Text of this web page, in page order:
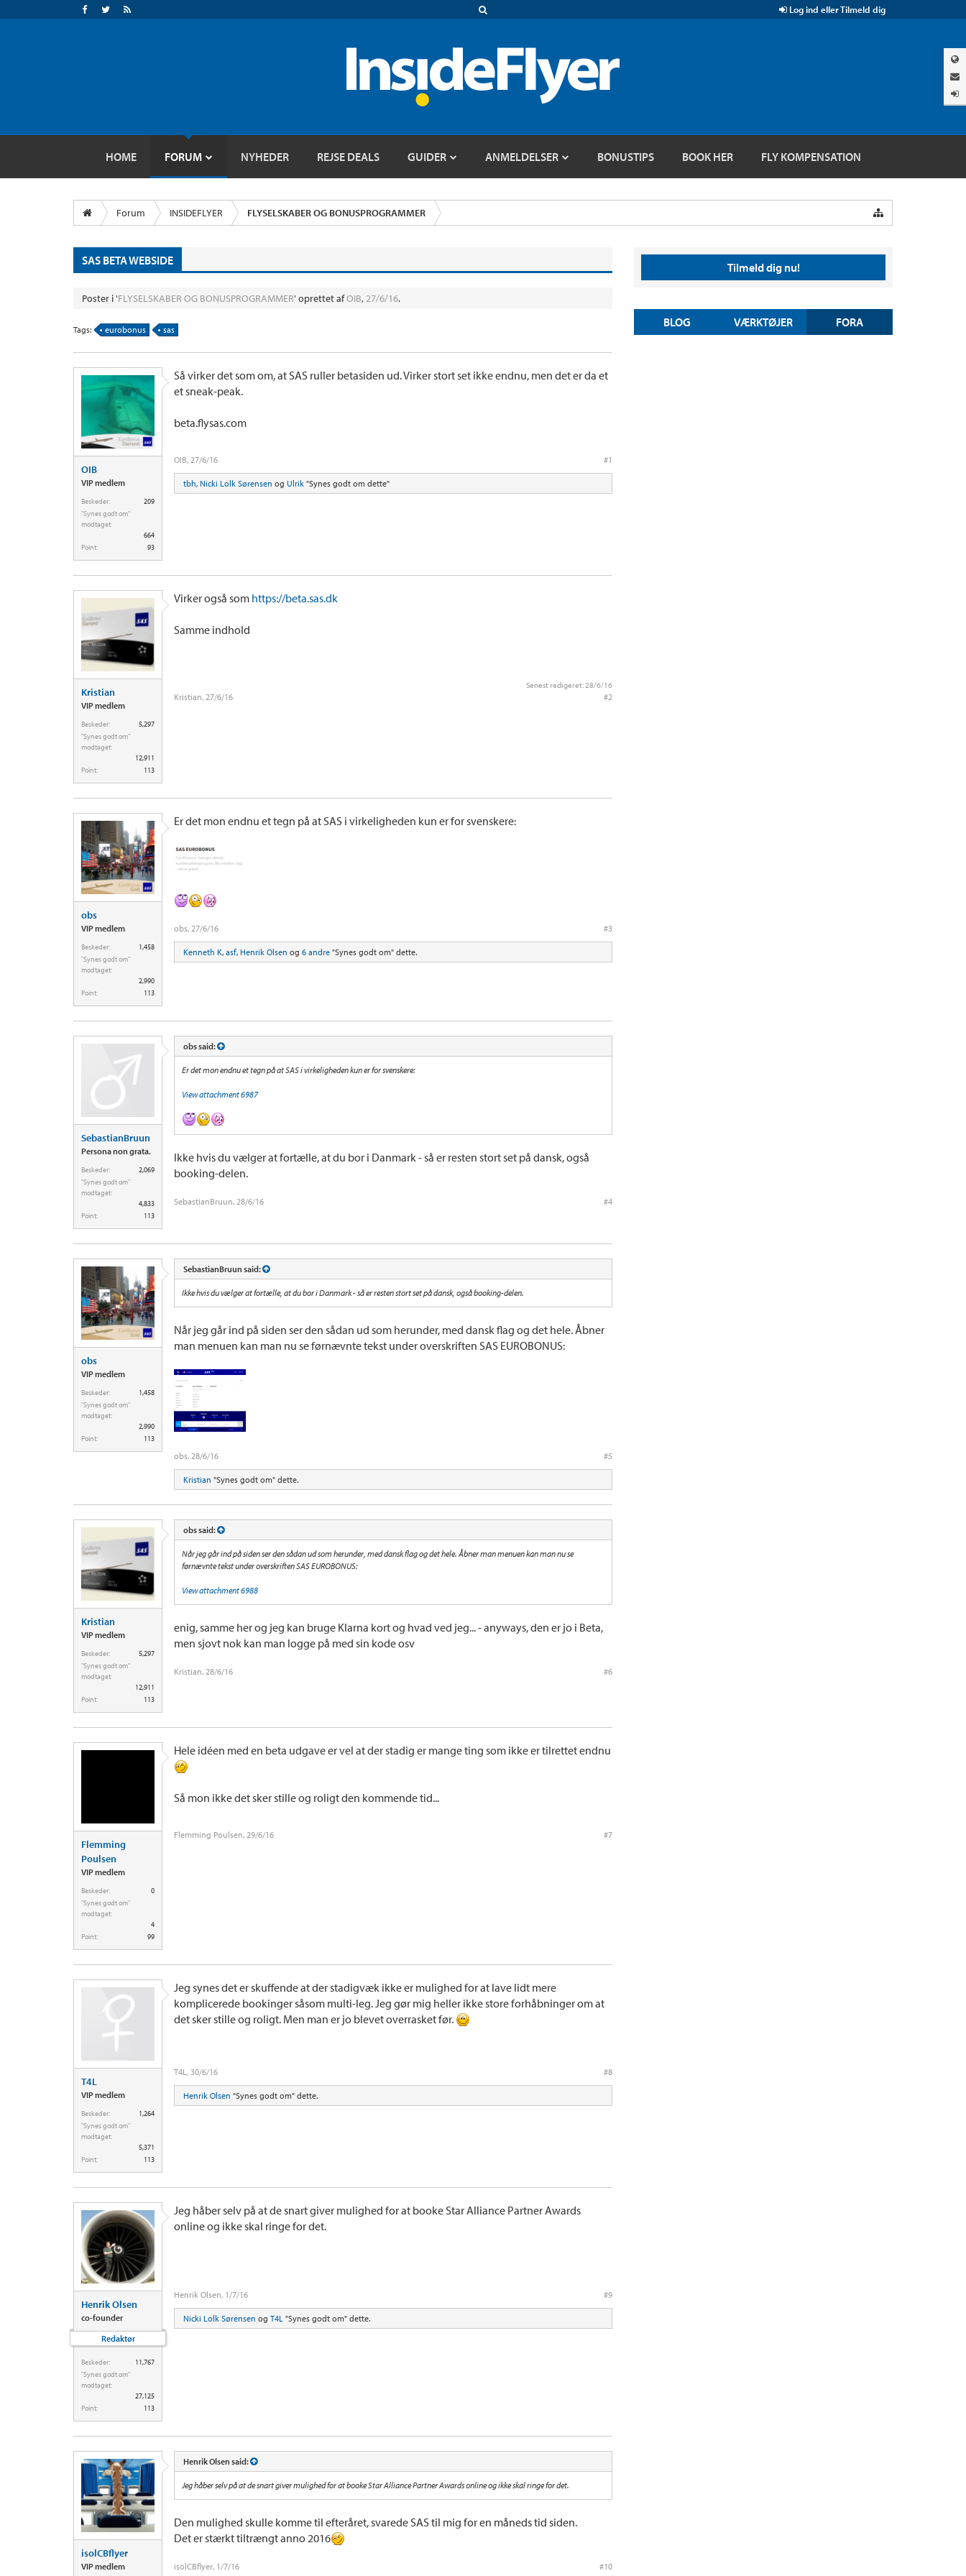
Log ind eller Tilmeld dig
HOME FORUM NYHEDER REJSE DEALS GUIDER ANMELDELSER BONUSTIPS BOOK HER FLY KOMPENSATION
Forum INSIDEFLYER FLYSELSKABER OG BONUSPROGRAMMER
SAS BETA WEBSIDE
Poster i 'FLYSELSKABER OG BONUSPROGRAMMER' oprettet afOIB,27/6/16.
Tags: eurobonus sas
OIB
VIP medlem
Beskeder:
209
"Synes godt om"
modtaget:
664
Point:
93
Så virker det som om, at SAS ruller betasiden ud. Virker stort set ikke endnu, men det er da et
et sneak-peak.
beta.flysas.com
OIB, 27/6/16 #1
tbh, Nicki Lolk Sørensen og Ulrik "Synes godt om dette"
Kristian
VIP medlem
Beskeder:
5,297
"Synes godt om"
modtaget:
12,911
Point:
113
Virker også som https://beta.sas.dk
Samme indhold
Senest redigeret:28/6/16
Kristian, 27/6/16 #2
obs
VIP medlem
Beskeder:
1,458
"Synes godt om"
modtaget:
2,990
Point:
113
Er det mon endnu et tegn på at SAS i virkeligheden kun er for svenskere:
obs, 27/6/16 #3
Kenneth K, asf, Henrik Olsen og 6 andre "Synes godt om" dette.
SebastianBruun
Persona non grata.
Beskeder:
2,069
"Synes godt om"
modtaget:
4,833
Point:
113
obs said:
Er det mon endnu et tegn på at SAS i virkeligheden kun er for svenskere:
View attachment 6987
Ikke hvis du vælger at fortælle, at du bor i Danmark - så er resten stort set på dansk, også
booking-delen.
SebastianBruun, 28/6/16 #4
obs
VIP medlem
Beskeder:
1,458
"Synes godt om"
modtaget:
2,990
Point:
113
SebastianBruun said:
Ikke hvis du vælger at fortælle, at du bor i Danmark - så er resten stort set på dansk, også booking-delen.
Når jeg går ind på siden ser den sådan ud som herunder, med dansk flag og det hele. Åbner
man menuen kan man nu se førnævnte tekst under overskriften SAS EUROBONUS:
obs, 28/6/16 #5
Kristian "Synes godt om" dette.
Kristian
VIP medlem
Beskeder:
5,297
"Synes godt om"
modtaget:
12,911
Point:
113
obs said:
Når jeg går ind på siden ser den sådan ud som herunder, med dansk flag og det hele. Åbner man menuen kan man nu se
førnævnte tekst under overskriften SAS EUROBONUS:
View attachment 6988
enig, samme her og jeg kan bruge Klarna kort og hvad ved jeg... - anyways, den er jo i Beta,
men sjovt nok kan man logge på med sin kode osv
Kristian, 28/6/16 #6
Flemming
Poulsen
VIP medlem
Beskeder:
0
"Synes godt om"
modtaget:
4
Point:
99
Hele idéen med en beta udgave er vel at der stadig er mange ting som ikke er tilrettet endnu
Så mon ikke det sker stille og roligt den kommende tid...
Flemming Poulsen, 29/6/16 #7
T4L
VIP medlem
Beskeder:
1,264
"Synes godt om"
modtaget:
5,371
Point:
113
Jeg synes det er skuffende at der stadigvæk ikke er mulighed for at lave lidt mere
komplicerede bookinger såsom multi-leg. Jeg gør mig heller ikke store forhåbninger om at
det sker stille og roligt. Men man er jo blevet overrasket før.
T4L, 30/6/16 #8
Henrik Olsen "Synes godt om" dette.
Henrik Olsen
co-founder
Redaktør
Beskeder:
11,767
"Synes godt om"
modtaget:
27,125
Point:
113
Jeg håber selv på at de snart giver mulighed for at booke Star Alliance Partner Awards
online og ikke skal ringe for det.
Henrik Olsen, 1/7/16 #9
Nicki Lolk Sørensen og T4L "Synes godt om" dette.
isolCBflyer
VIP medlem
Henrik Olsen said:
Jeg håber selv på at de snart giver mulighed for at booke Star Alliance Partner Awards online og ikke skal ringe for det.
Den mulighed skulle komme til efteråret, svarede SAS til mig for en måneds tid siden.
Det er stærkt tiltrængt anno 2016
isolCBflyer, 1/7/16 #10
Tilmeld dig nu!
BLOG VÆRKTØJER FORA